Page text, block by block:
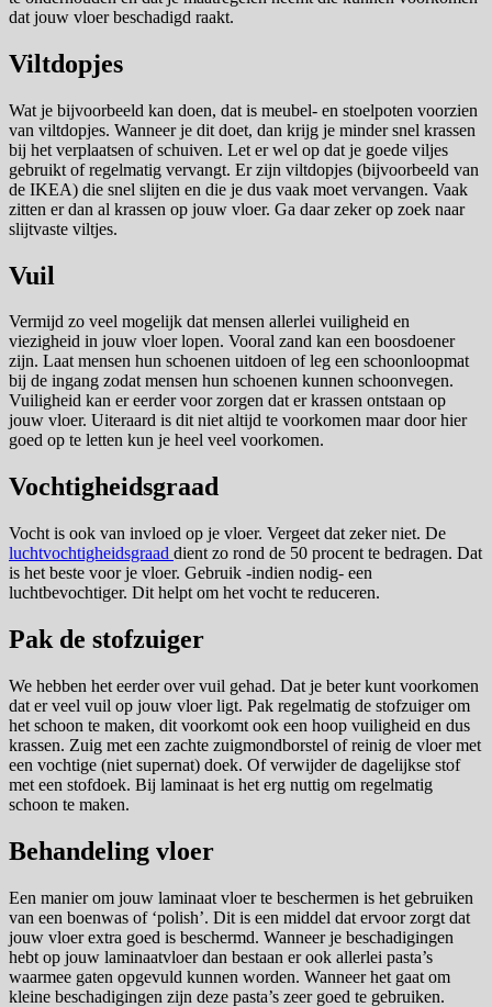
dat jouw vloer beschadigd raakt.
Viltdopjes
Wat je bijvoorbeeld kan doen, dat is meubel- en stoelpoten voorzien
van viltdopjes. Wanneer je dit doet, dan krijg je minder snel krassen
bij het verplaatsen of schuiven. Let er wel op dat je goede viljes
gebruikt of regelmatig vervangt. Er zijn viltdopjes (bijvoorbeeld van
de IKEA) die snel slijten en die je dus vaak moet vervangen. Vaak
zitten er dan al krassen op jouw vloer. Ga daar zeker op zoek naar
slijtvaste viltjes.
Vuil
Vermijd zo veel mogelijk dat mensen allerlei vuiligheid en
viezigheid in jouw vloer lopen. Vooral zand kan een boosdoener
zijn. Laat mensen hun schoenen uitdoen of leg een schoonloopmat
bij de ingang zodat mensen hun schoenen kunnen schoonvegen.
Vuiligheid kan er eerder voor zorgen dat er krassen ontstaan op
jouw vloer. Uiteraard is dit niet altijd te voorkomen maar door hier
goed op te letten kun je heel veel voorkomen.
Vochtigheidsgraad
Vocht is ook van invloed op je vloer. Vergeet dat zeker niet. De
luchtvochtigheidsgraad dient zo rond de 50 procent te bedragen. Dat
is het beste voor je vloer. Gebruik -indien nodig- een
luchtbevochtiger. Dit helpt om het vocht te reduceren.
Pak de stofzuiger
We hebben het eerder over vuil gehad. Dat je beter kunt voorkomen
dat er veel vuil op jouw vloer ligt. Pak regelmatig de stofzuiger om
het schoon te maken, dit voorkomt ook een hoop vuiligheid en dus
krassen. Zuig met een zachte zuigmondborstel of reinig de vloer met
een vochtige (niet supernat) doek. Of verwijder de dagelijkse stof
met een stofdoek. Bij laminaat is het erg nuttig om regelmatig
schoon te maken.
Behandeling vloer
Een manier om jouw laminaat vloer te beschermen is het gebruiken
van een boenwas of ‘polish’. Dit is een middel dat ervoor zorgt dat
jouw vloer extra goed is beschermd. Wanneer je beschadigingen
hebt op jouw laminaatvloer dan bestaan er ook allerlei pasta’s
waarmee gaten opgevuld kunnen worden. Wanneer het gaat om
kleine beschadigingen zijn deze pasta’s zeer goed te gebruiken.